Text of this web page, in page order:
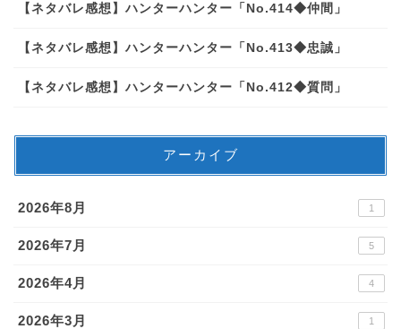
【ネタバレ感想】ハンターハンター「No.414◆仲間」
【ネタバレ感想】ハンターハンター「No.413◆忠誠」
【ネタバレ感想】ハンターハンター「No.412◆質問」
アーカイブ
2026年8月 1
2026年7月 5
2026年4月 4
2026年3月 1